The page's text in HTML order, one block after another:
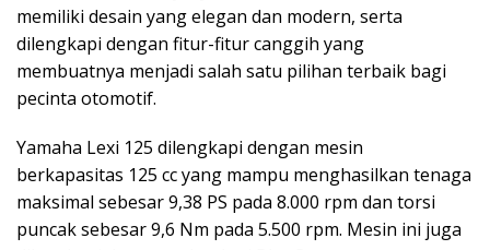
memiliki desain yang elegan dan modern, serta
dilengkapi dengan fitur-fitur canggih yang
membuatnya menjadi salah satu pilihan terbaik bagi
pecinta otomotif.
Yamaha Lexi 125 dilengkapi dengan mesin
berkapasitas 125 cc yang mampu menghasilkan tenaga
maksimal sebesar 9,38 PS pada 8.000 rpm dan torsi
puncak sebesar 9,6 Nm pada 5.500 rpm. Mesin ini juga